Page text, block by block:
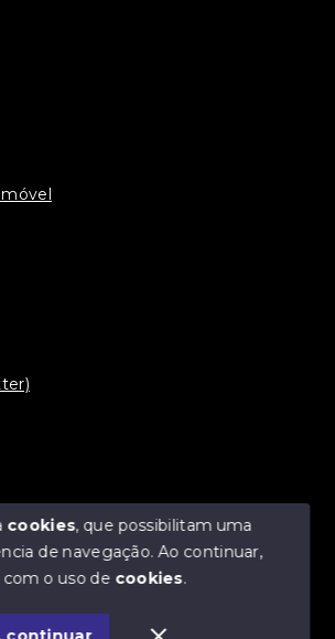
- Imobiliária SÃO VICENTE
cookies, que possibilitam uma
de navegação.Ao continuar,
o uso de cookies.